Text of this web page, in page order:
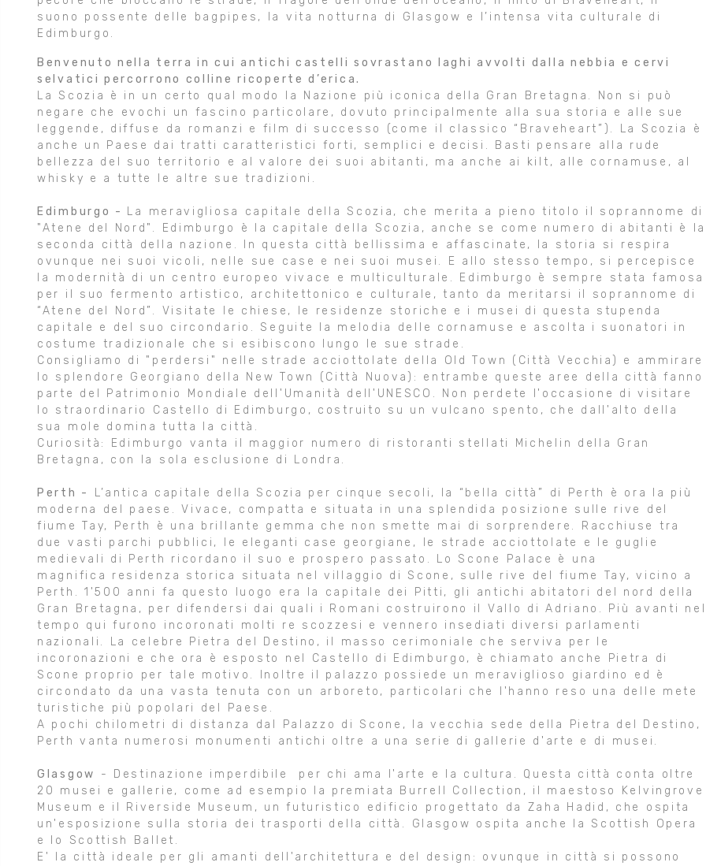
suono possente delle bagpipes, la vita notturna di Glasgow e l’intensa vita culturale di
Edimburgo.
Benvenuto nella terra in cui antichi castelli sovrastano laghi avvolti dalla nebbia e cervi
selvatici percorrono colline ricoperte d’erica.
La Scozia è in un certo qual modo la Nazione più iconica della Gran Bretagna. Non si può
negare che evochi un fascino particolare, dovuto principalmente alla sua storia e alle sue
leggende, diffuse da romanzi e film di successo (come il classico “Braveheart”). La Scozia è
anche un Paese dai tratti caratteristici forti, semplici e decisi. Basti pensare alla rude
bellezza del suo territorio e al valore dei suoi abitanti, ma anche ai kilt, alle cornamuse, al
whisky e a tutte le altre sue tradizioni.
Edimburgo - La meravigliosa capitale della Scozia, che merita a pieno titolo il soprannome di
"Atene del Nord". Edimburgo è la capitale della Scozia, anche se come numero di abitanti è la
seconda città della nazione. In questa città bellissima e affascinate, la storia si respira
ovunque nei suoi vicoli, nelle sue case e nei suoi musei. E allo stesso tempo, si percepisce
la modernità di un centro europeo vivace e multiculturale. Edimburgo è sempre stata famosa
per il suo fermento artistico, architettonico e culturale, tanto da meritarsi il soprannome di
“Atene del Nord”. Visitate le chiese, le residenze storiche e i musei di questa stupenda
capitale e del suo circondario. Seguite la melodia delle cornamuse e ascolta i suonatori in
costume tradizionale che si esibiscono lungo le sue strade.
Consigliamo di "perdersi" nelle strade acciottolate della Old Town (Città Vecchia) e ammirare
lo splendore Georgiano della New Town (Città Nuova): entrambe queste aree della città fanno
parte del Patrimonio Mondiale dell'Umanità dell'UNESCO. Non perdete l'occasione di visitare
lo straordinario Castello di Edimburgo, costruito su un vulcano spento, che dall'alto della
sua mole domina tutta la città.
Curiosità: Edimburgo vanta il maggior numero di ristoranti stellati Michelin della Gran
Bretagna, con la sola esclusione di Londra.
Perth -
L’antica capitale della Scozia per cinque secoli, la “bella città” di Perth è ora la più
moderna del paese. Vivace, compatta e situata in una splendida posizione sulle rive del
fiume Tay, Perth è una brillante gemma che non smette mai di sorprendere. Racchiuse tra
due vasti parchi pubblici, le eleganti case georgiane, le strade acciottolate e le guglie
medievali di Perth ricordano il suo e prospero passato. Lo Scone Palace è una
magnifica residenza storica situata nel villaggio di Scone, sulle rive del fiume Tay, vicino a
Perth. 1'500 anni fa questo luogo era la capitale dei Pitti, gli antichi abitatori del nord della
Gran Bretagna, per difendersi dai quali i Romani costruirono il Vallo di Adriano. Più avanti nel
tempo qui furono incoronati molti re scozzesi e vennero insediati diversi parlamenti
nazionali. La celebre Pietra del Destino, il masso cerimoniale che serviva per le
incoronazioni e che ora è esposto nel Castello di Edimburgo, è chiamato anche Pietra di
Scone proprio per tale motivo. Inoltre il palazzo possiede un meraviglioso giardino ed è
circondato da una vasta tenuta con un arboreto, particolari che l'hanno reso una delle mete
turistiche più popolari del Paese.
A pochi chilometri di distanza dal Palazzo di Scone, la vecchia sede della Pietra del Destino,
Perth vanta numerosi monumenti antichi oltre a una serie di gallerie d'arte e di musei.
Glasgow
- Destinazione imperdibile per chi ama l'arte e la cultura. Questa città conta oltre
20 musei e gallerie, come ad esempio la premiata Burrell Collection, il maestoso Kelvingrove
Museum e il Riverside Museum, un futuristico edificio progettato da Zaha Hadid, che ospita
un'esposizione sulla storia dei trasporti della città. Glasgow ospita anche la Scottish Opera
e lo Scottish Ballet.
E' la città ideale per gli amanti dell'architettura e del design: ovunque in città si possono